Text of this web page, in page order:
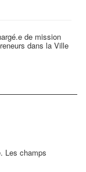
de mission
dans la Ville
Les champs